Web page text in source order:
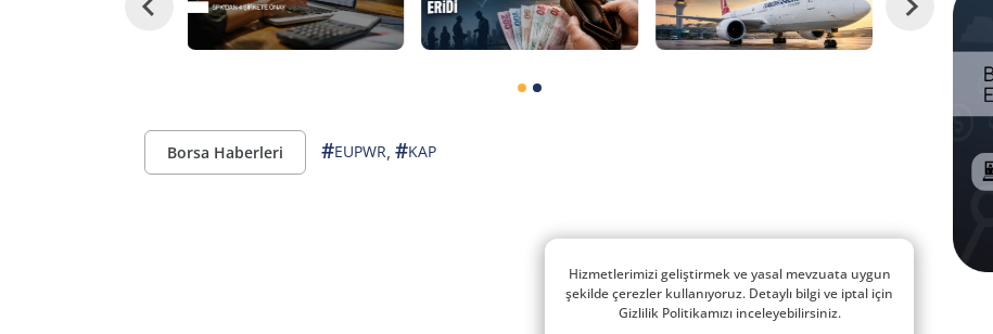
Borsa Haberleri #EUPWR, #KAP
Hizmetlerimizi geliştirmek ve yasal mevzuata uygun
şekilde çerezler kullanıyoruz. Detaylı bilgi ve iptal için
Gizlilik Politikamızı inceleyebilirsiniz.